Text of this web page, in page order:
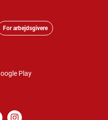
For arbejdsgivere